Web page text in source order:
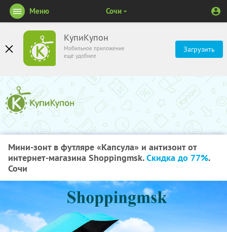
КупиКупон
Мобильное приложение
ещё удобнее
Загрузить
Меню Сочи
Мини-зонт в футляре «Капсула» и антизонт от
интернет-магазина Shoppingmsk.Скидка до 77%.
Сочи